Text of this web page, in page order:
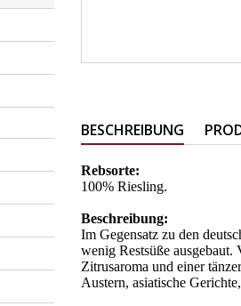
BESCHREIBUNG
Rebsorte:
100% Riesling.
Beschreibung:
Im Gegensatz zu den
wenig Restsüße
Zitrusaroma und einer
Austern, asiatische